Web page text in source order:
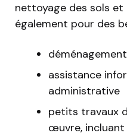
nettoyage des sols et
également pour des
assistance
administrative
petits travaux
œuvre, incluant